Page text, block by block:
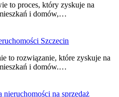
to proces, który zyskuje na
i domów,…
Szczecin
to rozwiązanie, które zyskuje na
i domów.…
nieruchomości na sprzedaż